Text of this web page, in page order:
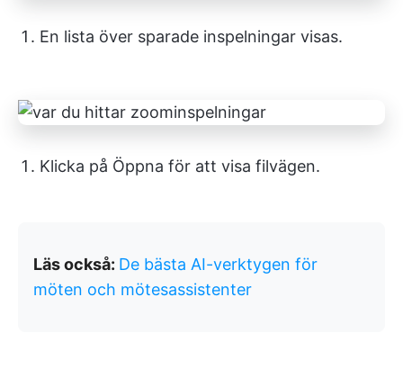
En lista över sparade inspelningar visas.
Klicka på Öppna för att visa filvägen.
Läs också: De bästa AI-verktygen för
möten och mötesassistenter